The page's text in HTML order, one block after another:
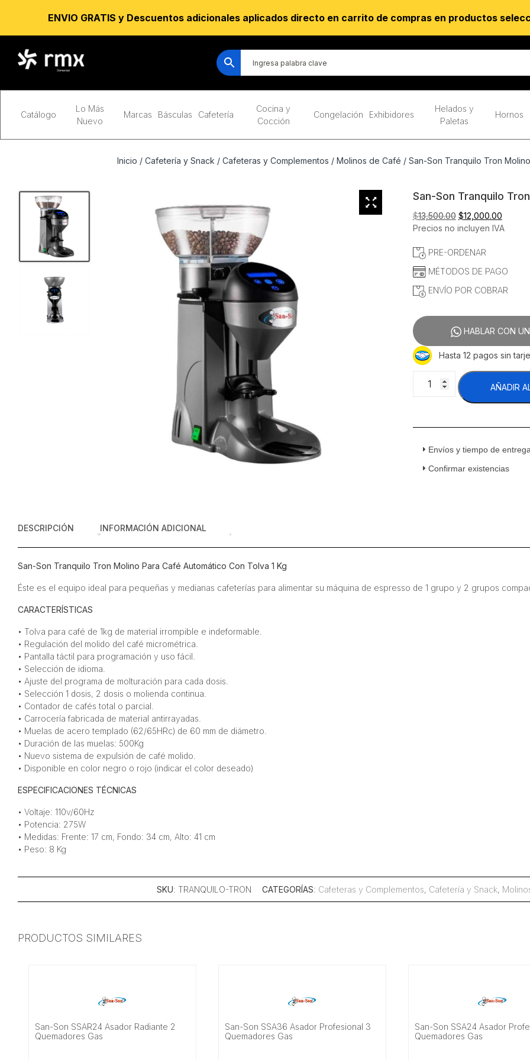
Catálogo
Lo Más
Nuevo
Marcas Básculas Cafetería
Cocina y
Cocción
Congelación Exhibidores
Helados y
Paletas
Hornos
Inicio / Cafetería y Snack / Cafeteras y Complementos / Molinos de Café / San-Son Tranquilo Tron
San-Son Tranquilo
$13,500.00 El
precio
era:
$12,000.00El
precio
Precios no incluyen IVA
PRE-ORDENAR
MÉTODOS DE PAGO
ENVÍO POR COBRAR
HABLAR CON
Hasta 12 pagos sin
Molino
Café
Automático
AÑADIR
Envíos y tiempo de
Confirmar existencias
DESCRIPCIÓN INFORMACIÓN ADICIONAL
San-Son Tranquilo Tron Molino Para Café Automático Con Tolva 1 Kg
Éste es el equipo ideal para pequeñas y medianas cafeterías para alimentar su máquina de espresso de 1 grupo y 2 grupos
CARACTERÍSTICAS
• Tolva para café de 1kg de material irrompible e indeformable.
• Regulación del molido del café micrométrica.
• Pantalla táctil para programación y uso fácil.
• Selección de idioma.
• Ajuste del programa de molturación para cada dosis.
• Selección 1 dosis, 2 dosis o molienda continua.
• Contador de cafés total o parcial.
• Carrocería fabricada de material antirrayadas.
• Muelas de acero templado (62/65HRc) de 60 mm de diámetro.
• Duración de las muelas: 500Kg
• Nuevo sistema de expulsión de café molido.
• Disponible en color negro o rojo (indicar el color deseado)
ESPECIFICACIONES TÉCNICAS
• Voltaje: 110v/60Hz
• Potencia: 275W
• Medidas: Frente: 17 cm, Fondo: 34 cm, Alto: 41 cm
• Peso: 8 Kg
SKU: TRANQUILO-TRON CATEGORÍAS: Cafeteras y Complementos, Cafetería y Snack,
PRODUCTOS SIMILARES
San-Son SSAR24 Asador Radiante 2
Quemadores Gas
San-Son SSA36 Asador Profesional 3
Quemadores Gas
San-Son SSA24 Asador
Quemadores Gas
ENVIO GRATIS y Descuentos adicionales aplicados directo en carrito de compras en productos